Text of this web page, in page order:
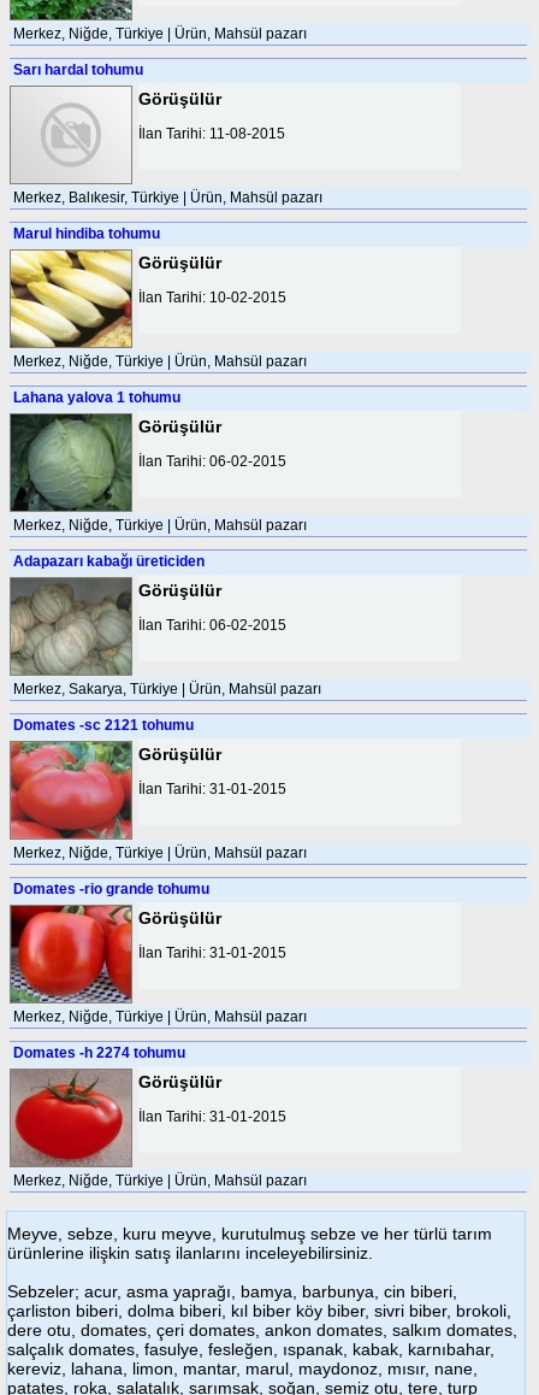
Merkez, Niğde, Türkiye | Ürün, Mahsül pazarı
Sarı hardal tohumu
Görüşülür
İlan Tarihi: 11-08-2015
Merkez, Balıkesir, Türkiye | Ürün, Mahsül pazarı
Marul hindiba tohumu
Görüşülür
İlan Tarihi: 10-02-2015
Merkez, Niğde, Türkiye | Ürün, Mahsül pazarı
Lahana yalova 1 tohumu
Görüşülür
İlan Tarihi: 06-02-2015
Merkez, Niğde, Türkiye | Ürün, Mahsül pazarı
Adapazarı kabağı üreticiden
Görüşülür
İlan Tarihi: 06-02-2015
Merkez, Sakarya, Türkiye | Ürün, Mahsül pazarı
Domates -sc 2121 tohumu
Görüşülür
İlan Tarihi: 31-01-2015
Merkez, Niğde, Türkiye | Ürün, Mahsül pazarı
Domates -rio grande tohumu
Görüşülür
İlan Tarihi: 31-01-2015
Merkez, Niğde, Türkiye | Ürün, Mahsül pazarı
Domates -h 2274 tohumu
Görüşülür
İlan Tarihi: 31-01-2015
Merkez, Niğde, Türkiye | Ürün, Mahsül pazarı
Meyve, sebze, kuru meyve, kurutulmuş sebze ve her türlü tarım
ürünlerine ilişkin satış ilanlarını inceleyebilirsiniz.
Sebzeler; acur, asma yaprağı, bamya, barbunya, cin biberi,
çarliston biberi, dolma biberi, kıl biber köy biber, sivri biber, brokoli,
dere otu, domates, çeri domates, ankon domates, salkım domates,
salçalık domates, fasulye, fesleğen, ıspanak, kabak, karnıbahar,
kereviz, lahana, limon, mantar, marul, maydonoz, mısır, nane,
patates, roka, salatalık, sarımsak, soğan, semiz otu, tere, turp